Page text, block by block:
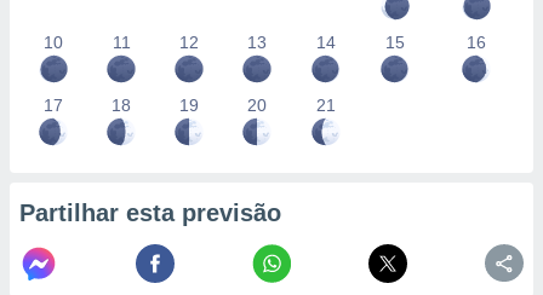
10 11 12 13 14 15 16
17 18 19 20 21
Partilhar esta previsão